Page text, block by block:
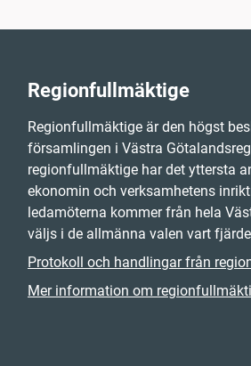
Regionfullmäktige
Regionfullmäktige är den högst
församlingen i Västra
regionfullmäktige har det yttersta
ekonomin och verksamhetens
ledamöterna kommer från hela
väljs i de allmänna valen vart
Protokoll och handlingar från
Mer information om